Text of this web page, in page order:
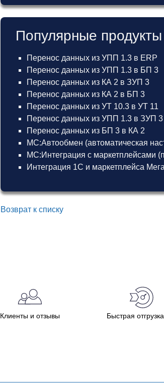
Популярные
Перенос данных из УПП 1.3 в ERP
Перенос данных из УПП 1.3 в БП 3
Перенос данных из КА 2 в ЗУП 3
Перенос данных из КА 2 в БП 3
Перенос данных из УТ 10.3 в УТ 11
Перенос данных из УПП 1.3 в ЗУП 3
Перенос данных из БП 3 в КА 2
МС:Автообмен (автоматическая
МС:Интеграция с маркетплейсами
Интеграция 1С и маркетплейса
Возврат к списку
Клиенты и отзывы Быстрая